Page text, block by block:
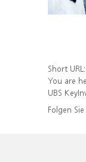
Short URL:
You are
UBS
Folgen